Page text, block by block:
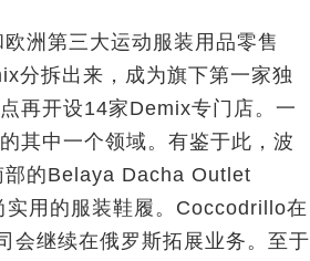
洲第三大运动服装用品零售
分拆出来，成为旗下第一家独
再开设14家Demix专门店。一
其中一个领域。有鉴于此，波
部的Belaya Dacha Outlet
用的服装鞋履。Coccodrillo在
会继续在俄罗斯拓展业务。至于